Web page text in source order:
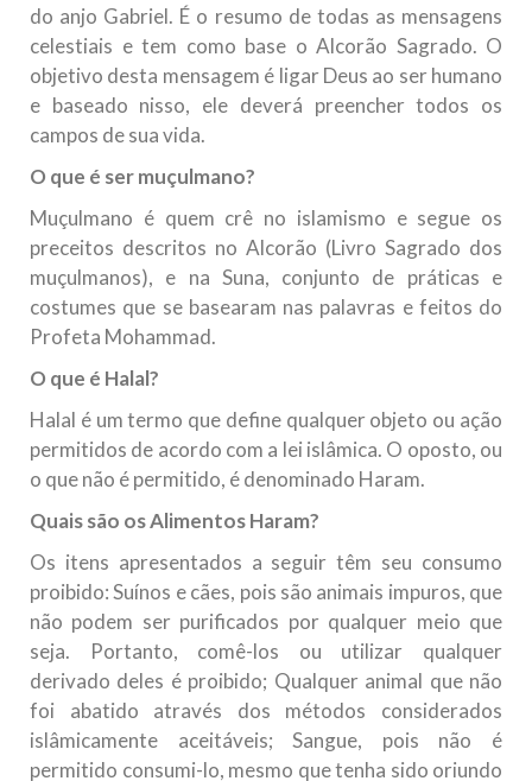
do anjo Gabriel. É o resumo de todas as mensagens
celestiais e tem como base o Alcorão Sagrado. O
objetivo desta mensagem é ligar Deus ao ser humano
e baseado nisso, ele deverá preencher todos os
campos de sua vida.
O que é ser muçulmano?
Muçulmano é quem crê no islamismo e segue os
preceitos descritos no Alcorão (Livro Sagrado dos
muçulmanos), e na Suna, conjunto de práticas e
costumes que se basearam nas palavras e feitos do
Profeta Mohammad.
O que é Halal?
Halal é um termo que define qualquer objeto ou ação
permitidos de acordo com a lei islâmica. O oposto, ou
o que não é permitido, é denominado Haram.
Quais são os Alimentos Haram?
Os itens apresentados a seguir têm seu consumo
proibido: Suínos e cães, pois são animais impuros, que
não podem ser purificados por qualquer meio que
seja. Portanto, comê-los ou utilizar qualquer
derivado deles é proibido; Qualquer animal que não
foi abatido através dos métodos considerados
islâmicamente aceitáveis; Sangue, pois não é
permitido consumi-lo, mesmo que tenha sido oriundo